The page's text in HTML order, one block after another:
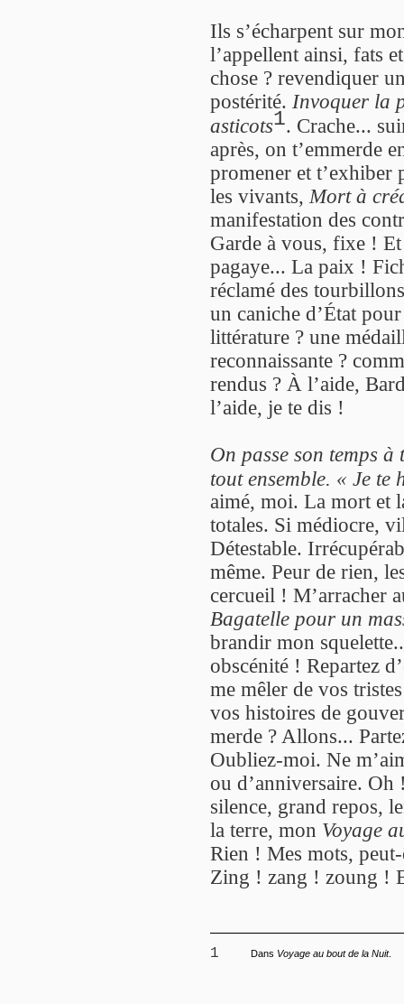
Ils s’écharpent sur
l’appellent ainsi, fats
chose ? revendiquer
postérité. Invoquer la
asticots1. Crache...
après, on t’emmerde
promener et t’exhiber
les vivants, Mort à
manifestation des
Garde à vous, fixe !
pagaye... La paix !
réclamé des
un caniche d’État
littérature ? une
reconnaissante ?
rendus ? À l’aide,
l’aide, je te dis !
On passe son temps
tout ensemble. « Je te
aimé, moi. La mort et
totales. Si médiocre,
Détestable.
même. Peur de rien,
cercueil ! M’arracher
Bagatelle pour un
brandir mon
obscénité ! Repartez
me mêler de vos
vos histoires de
merde ? Allons...
Oubliez-moi. Ne
ou d’anniversaire.
silence, grand repos,
la terre, mon Voyage
Rien ! Mes mots,
Zing ! zang ! zoung !
1 Dans Voyage au bout de la Nuit.